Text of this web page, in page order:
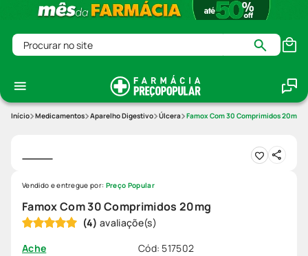
Procurar no site
Medicamentos Aparelho Digestivo Úlcera Famox Com 30 Comprimidos 20mg
Famox Com 30 Comprimidos 20mg
(4)
Ache
Cód: 517502
Vendido e entregue por: Preço Popular